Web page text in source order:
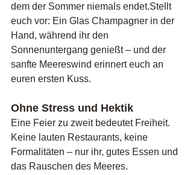
dem der Sommer niemals endet.Stellt
euch vor: Ein Glas Champagner in der
Hand, während ihr den
Sonnenuntergang genießt – und der
sanfte Meereswind erinnert euch an
euren ersten Kuss.
Ohne Stress und Hektik
Eine Feier zu zweit bedeutet Freiheit.
Keine lauten Restaurants, keine
Formalitäten – nur ihr, gutes Essen und
das Rauschen des Meeres.